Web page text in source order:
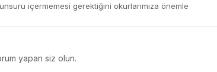
içermemesi gerektiğini okurlarımıza önemle
yapan siz olun.